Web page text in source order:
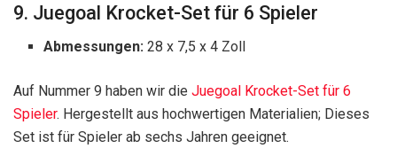
9. Juegoal Krocket-Set für 6 Spieler
Abmessungen: 28 x 7,5 x 4 Zoll
Auf Nummer 9 haben wir die Juegoal Krocket-Set für 6
Spieler. Hergestellt aus hochwertigen Materialien; Dieses
Set ist für Spieler ab sechs Jahren geeignet.